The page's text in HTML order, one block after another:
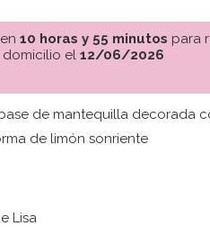
10 horas y 55 minutos para
el 12/06/2026
de mantequilla decorada
de limón sonriente
Lisa